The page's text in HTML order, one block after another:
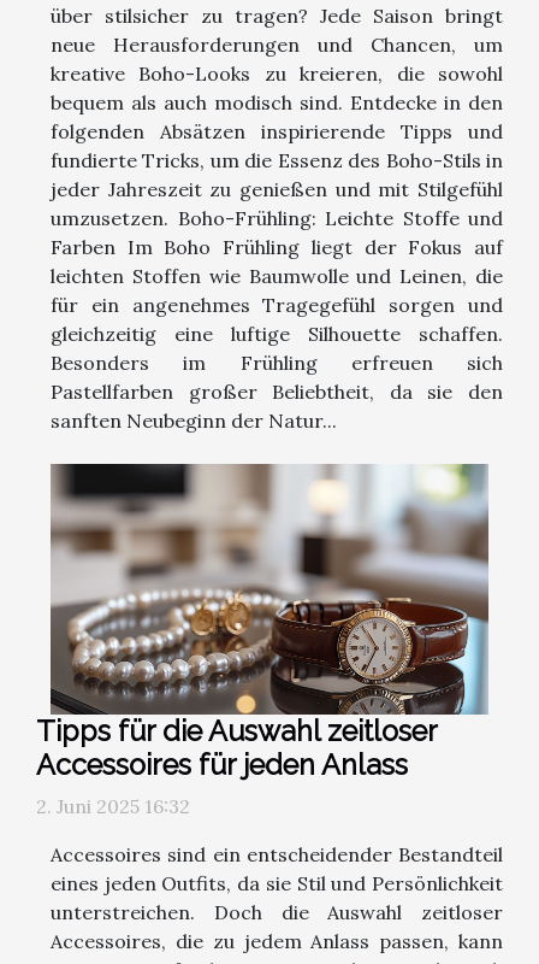
über stilsicher zu tragen? Jede Saison bringt
neue Herausforderungen und Chancen, um
kreative Boho-Looks zu kreieren, die sowohl
bequem als auch modisch sind. Entdecke in den
folgenden Absätzen inspirierende Tipps und
fundierte Tricks, um die Essenz des Boho-Stils in
jeder Jahreszeit zu genießen und mit Stilgefühl
umzusetzen. Boho-Frühling: Leichte Stoffe und
Farben Im Boho Frühling liegt der Fokus auf
leichten Stoffen wie Baumwolle und Leinen, die
für ein angenehmes Tragegefühl sorgen und
gleichzeitig eine luftige Silhouette schaffen.
Besonders im Frühling erfreuen sich
Pastellfarben großer Beliebtheit, da sie den
sanften Neubeginn der Natur...
Tipps für die Auswahl zeitloser
Accessoires für jeden Anlass
2. Juni 2025 16:32
Accessoires sind ein entscheidender Bestandteil
eines jeden Outfits, da sie Stil und Persönlichkeit
unterstreichen. Doch die Auswahl zeitloser
Accessoires, die zu jedem Anlass passen, kann